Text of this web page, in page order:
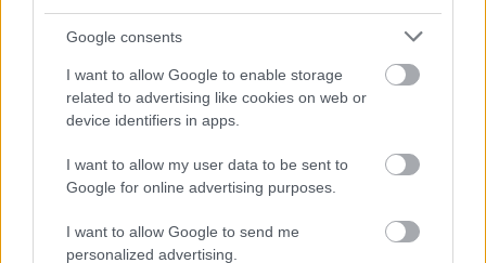
Google consents
I want to allow Google to enable storage
related to advertising like cookies on web or
device identifiers in apps.
I want to allow my user data to be sent to
Google for online advertising purposes.
I want to allow Google to send me
personalized advertising.
másodfokúra csökken a riasztás
HIRDETÉS
HIRDETÉS